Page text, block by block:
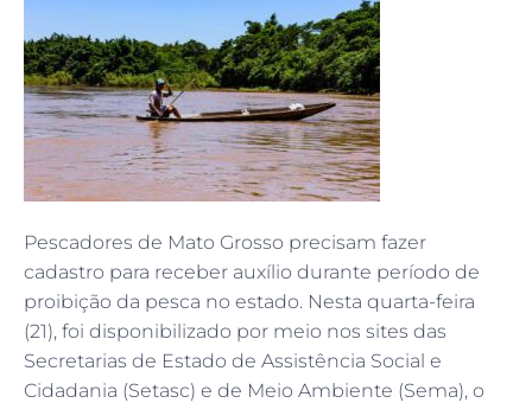
Pescadores de Mato Grosso precisam fazer
cadastro para receber auxílio durante período de
proibição da pesca no estado. Nesta quarta-feira
(21), foi disponibilizado por meio nos sites das
Secretarias de Estado de Assistência Social e
Cidadania (Setasc) e de Meio Ambiente (Sema), o